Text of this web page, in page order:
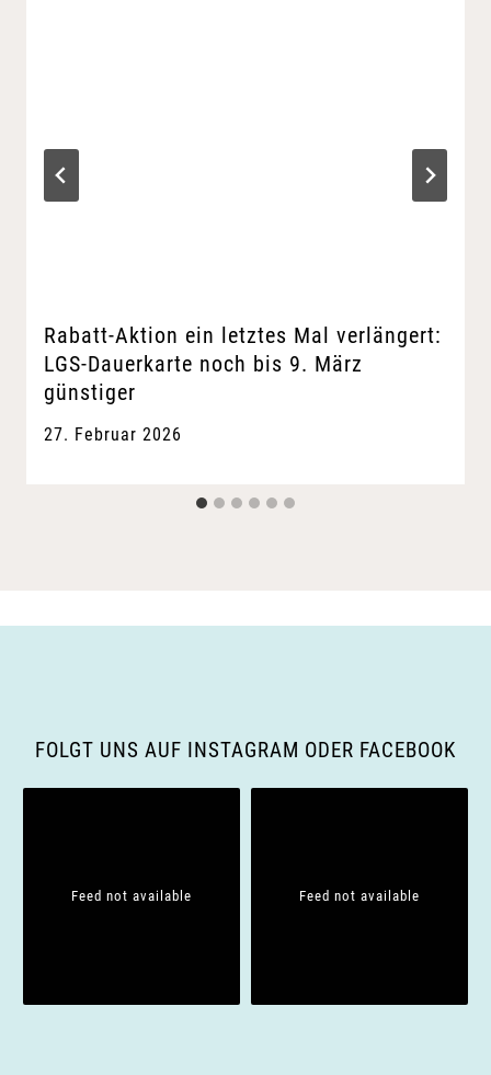
Rabatt-Aktion ein letztes Mal verlängert:
LGS-Dauerkarte noch bis 9. März
günstiger
27. Februar 2026
FOLGT UNS AUF INSTAGRAM ODER FACEBOOK
Feed not available Feed not available